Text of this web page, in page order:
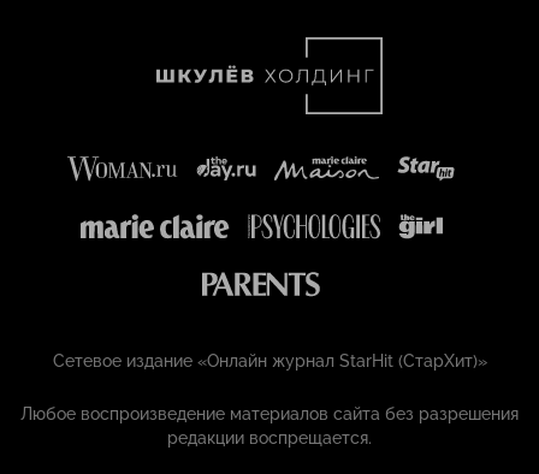
Сетевое издание «Онлайн журнал StarHit (СтарХит)»
Любое воспроизведение материалов сайта без разрешения
редакции воспрещается.